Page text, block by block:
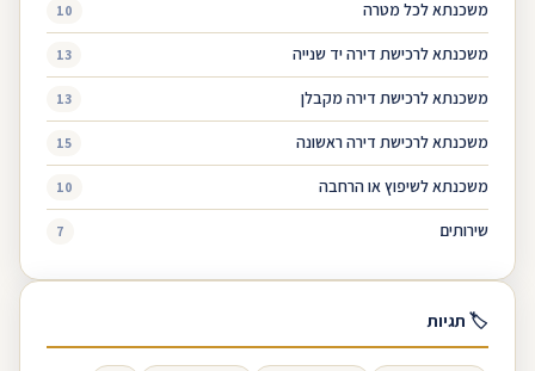
משכנתא לכל מטרה 10
משכנתא לרכישת דירה יד שנייה 13
משכנתא לרכישת דירה מקבלן 13
משכנתא לרכישת דירה ראשונה 15
משכנתא לשיפוץ או הרחבה 10
שירותים 7
🏷 תגיות